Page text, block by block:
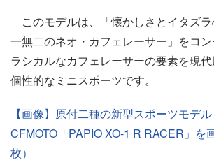
このモデルは、「懐かしさとイタズ
一無二のネオ・カフェレーサー」をコ
ラシカルなカフェレーサーの要素を現
個性的なミニスポーツです。
【画像】原付二種の新型スポーツモデル
CFMOTO「PAPIO XO-1 R RACER」を
枚）